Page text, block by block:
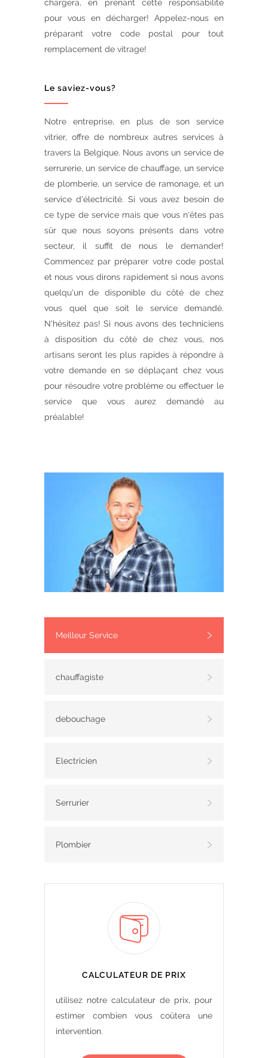
chargera, en prenant cette responsabilité
pour vous en décharger! Appelez-nous en
préparant votre code postal pour tout
remplacement de vitrage!
Le saviez-vous?
Notre entreprise, en plus de son service
vitrier, offre de nombreux autres services à
travers la Belgique. Nous avons un service de
serrurerie, un service de chauffage, un service
de plomberie, un service de ramonage, et un
service d'électricité. Si vous avez besoin de
ce type de service mais que vous n'êtes pas
sûr que nous soyons présents dans votre
secteur, il suffit de nous le demander!
Commencez par préparer votre code postal
et nous vous dirons rapidement si nous avons
quelqu'un de disponible du côté de chez
vous quel que soit le service demandé.
N'hésitez pas! Si nous avons des techniciens
à disposition du côté de chez vous, nos
artisans seront les plus rapides à répondre à
votre demande en se déplaçant chez vous
pour résoudre votre problème ou effectuer le
service que vous aurez demandé au
préalable!
Meilleur Service
chauffagiste
debouchage
Electricien
Serrurier
Plombier
CALCULATEUR DE PRIX
utilisez notre calculateur de prix, pour
estimer combien vous coûtera une
intervention.